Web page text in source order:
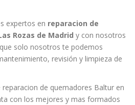
expertos en reparacion de
Rozas de Madrid y con nosotros
solo nosotros te podemos
revisión y limpieza de
de quemadores Baltur en
con los mejores y mas formados